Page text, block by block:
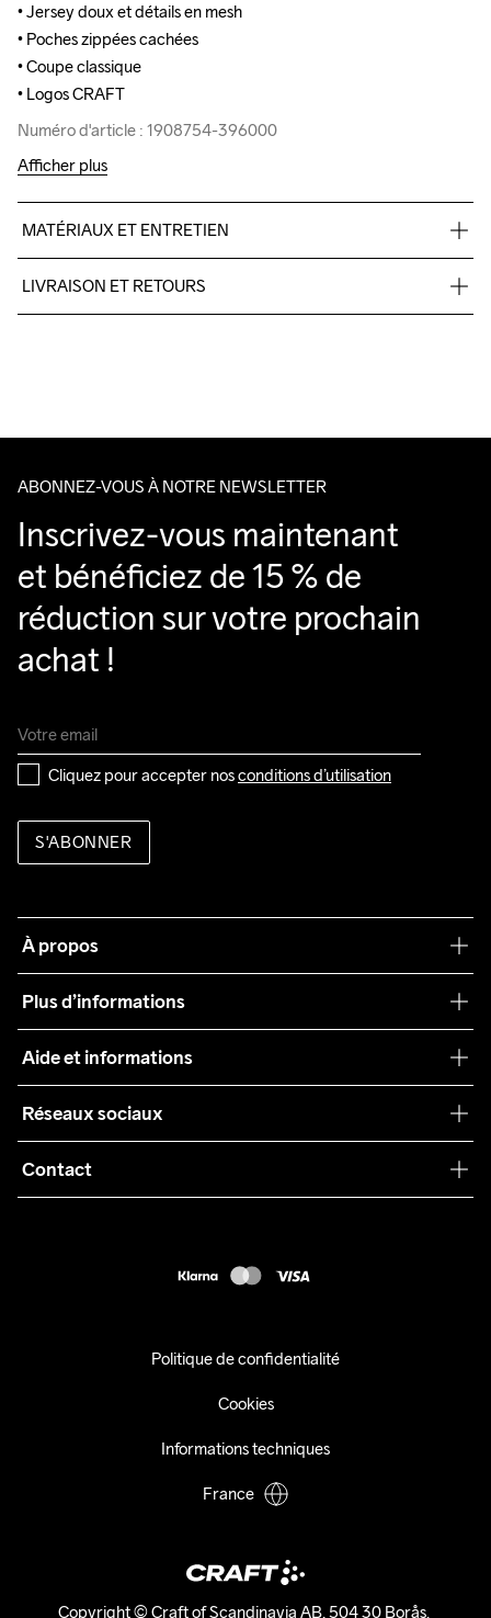
• Jersey doux et détails en mesh
• Poches zippées cachées
• Coupe classique
• Logos CRAFT
Numéro d'article : 1908754-396000
• Jersey doux et détails en mesh
• Poches zippées cachées
• Coupe classique
• Logos CRAFT
Numéro d'article : 1908754-396000
Afficher plus
MATÉRIAUX ET ENTRETIEN
100% polyester recyclé.
40 degrés.
LIVRAISON ET RETOURS
ABONNEZ-VOUS À NOTRE NEWSLETTER
Inscrivez-vous maintenant
et bénéficiez de 15 % de
réduction sur votre prochain
achat !
Cliquez pour accepter nos conditions d’utilisation
S'ABONNER
À propos
Plus d’informations
Teamwear
Durabilité
Collaborations
Aide et informations
Conditions générales
Retours
Réseaux sociaux
Contact
Copyright © Craft of Scandinavia AB, 504 30 Borås.
Politique de confidentialité
Cookies
Informations techniques
France